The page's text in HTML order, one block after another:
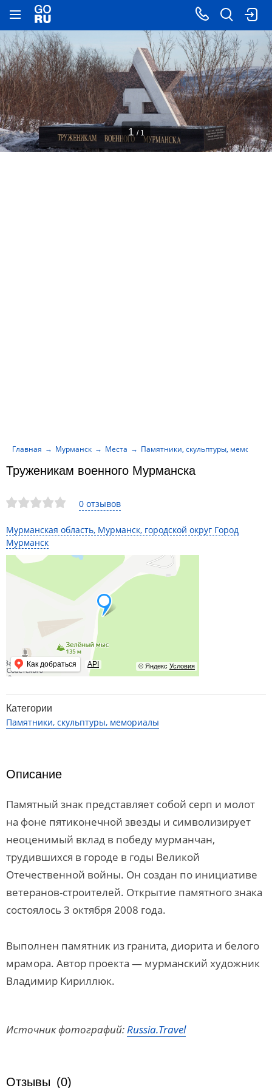
0 отзывов
Мурманская область, Мурманск, городской округ Город
Мурманск
© Яндекс Условия
Как добраться API
Труженикам военного Мурманска
Главная Мурманск Места Памятники, скульптуры, мемориалы
1 / 1
Категории
Памятники, скульптуры, мемориалы
Описание
Памятный знак представляет собой серп и молот
на фоне пятиконечной звезды и символизирует
неоценимый вклад в победу мурманчан,
трудившихся в городе в годы Великой
Отечественной войны. Он создан по инициативе
ветеранов-строителей. Открытие памятного знака
состоялось 3 октября 2008 года.
Выполнен памятник из гранита, диорита и белого
мрамора. Автор проекта — мурманский художник
Владимир Кириллюк.
Источник фотографий:Russia.Travel
Отзывы (0)